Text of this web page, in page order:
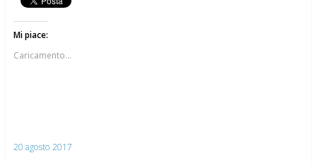
Mi piace:
Caricamento...
20 agosto 2017